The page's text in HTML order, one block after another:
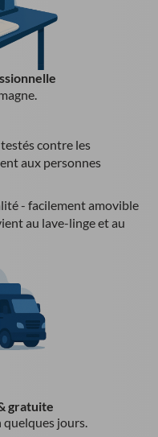
contre les
aux personnes
- facilement amovible
au lave-linge et au
gratuite
quelques jours.